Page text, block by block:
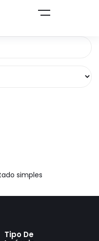
simples
Tipo De